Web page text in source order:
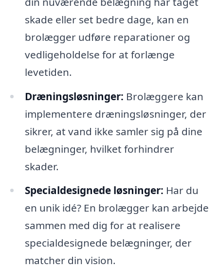
skade eller set bedre dage, kan en
brolægger udføre reparationer og
vedligeholdelse for at forlænge
levetiden.
Dræningsløsninger: Brolæggere kan
implementere dræningsløsninger, der
sikrer, at vand ikke samler sig på dine
belægninger, hvilket forhindrer
skader.
Specialdesignede løsninger: Har du
en unik idé? En brolægger kan arbejde
sammen med dig for at realisere
specialdesignede belægninger, der
matcher din vision.